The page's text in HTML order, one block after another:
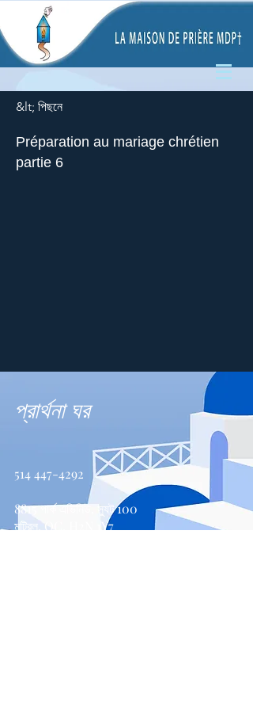
&lt; পিছনে
Préparation au mariage chrétien
partie 6
প্রার্থনা ঘর
514 447-4292
8815 পার্ক এভিনিউ, স্যুট 100
মন্ট্রিল, QC, H2N 1Y7